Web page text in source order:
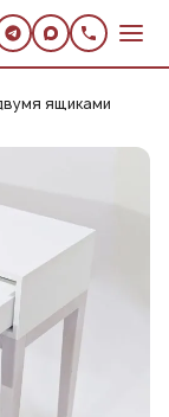
ящиками